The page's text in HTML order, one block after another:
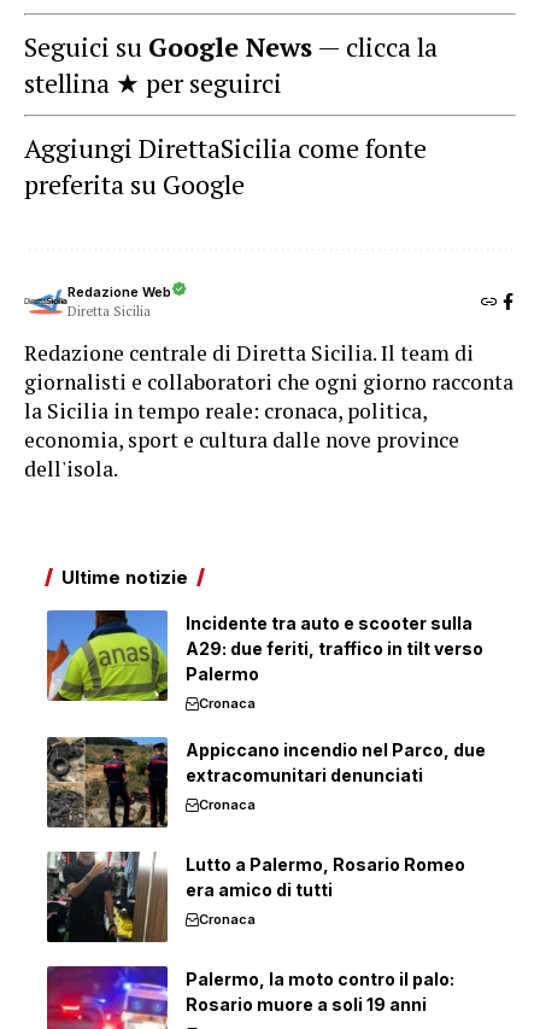
Seguici su Google News — clicca la
stellina ★ per seguirci
Aggiungi DirettaSicilia come fonte
preferita su Google
Redazione Web
Diretta Sicilia
Redazione centrale di Diretta Sicilia. Il team di
giornalisti e collaboratori che ogni giorno racconta
la Sicilia in tempo reale: cronaca, politica,
economia, sport e cultura dalle nove province
dell'isola.
Ultime notizie
Incidente tra auto e scooter sulla
A29: due feriti, traffico in tilt verso
Palermo
Cronaca
Appiccano incendio nel Parco, due
extracomunitari denunciati
Cronaca
Lutto a Palermo, Rosario Romeo
era amico di tutti
Cronaca
Palermo, la moto contro il palo:
Rosario muore a soli 19 anni